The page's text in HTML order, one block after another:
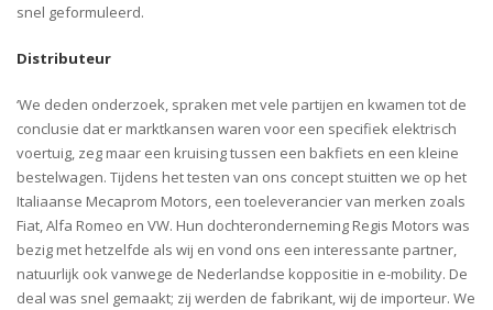
snel geformuleerd.
Distributeur
‘We deden onderzoek, spraken met vele partijen en kwamen tot de
conclusie dat er marktkansen waren voor een specifiek elektrisch
voertuig, zeg maar een kruising tussen een bakfiets en een kleine
bestelwagen. Tijdens het testen van ons concept stuitten we op het
Italiaanse Mecaprom Motors, een toeleverancier van merken zoals
Fiat, Alfa Romeo en VW. Hun dochteronderneming Regis Motors was
bezig met hetzelfde als wij en vond ons een interessante partner,
natuurlijk ook vanwege de Nederlandse koppositie in e-mobility. De
deal was snel gemaakt; zij werden de fabrikant, wij de importeur. We